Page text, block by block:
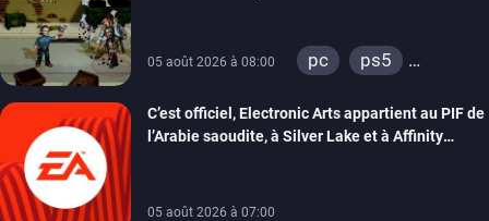
05 août 2026 à 08:00 pc
ps5
switch
switch 2
C’est officiel, Electronic Arts appartient au PIF de
l’Arabie saoudite, à Silver Lake et à Affinity
05 août 2026 à 07:00